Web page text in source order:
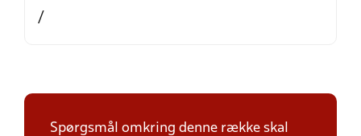
/
Spørgsmål omkring denne række skal